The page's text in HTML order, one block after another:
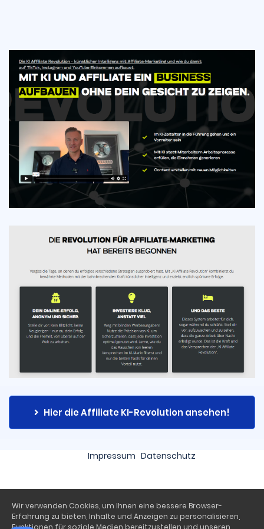
Hier die Affiliate KI-Revolution ansehen!
Impressum Datenschutz
Wir verwenden Cookies, um Ihnen eine bessere Browser-
Erfahrung zu bieten, Inhalte und Anzeigen zu personalisieren,
Funktionen für soziale Medien bereitzustellen und unseren